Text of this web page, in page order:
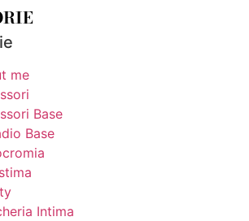
me
Base
Base
Intima